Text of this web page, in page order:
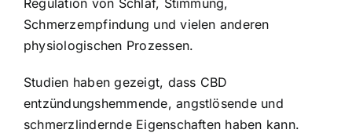
Schmerzempfindung und vielen anderen
physiologischen Prozessen.
Studien haben gezeigt, dass CBD
entzündungshemmende, angstlösende und
schmerzlindernde Eigenschaften haben kann.